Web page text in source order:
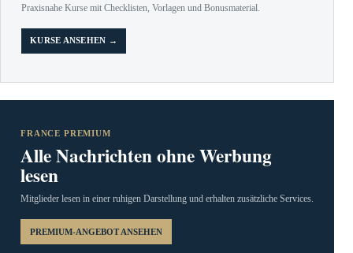
Praxisnahe Kurse mit Checklisten, Vorlagen und Bonusmaterial.
KURSE ANSEHEN →
FRANCE PREMIUM
Alle Nachrichten ohne Werbung
lesen
Mitglieder lesen in einer ruhigen Darstellung und erhalten zusätzliche Services.
PREMIUM-ANGEBOT ANSEHEN